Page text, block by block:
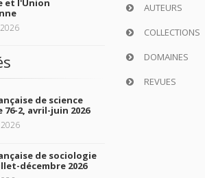
et l'Union
de science
2, avril-juin 2026
de sociologie
décembre 2026
AUTEURS
COLLECTIONS
DOMAINES
REVUES